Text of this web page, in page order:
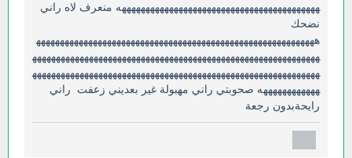
ههههههههههههههههههههههههههههههههههههههههههه منعرف لاه راني
نضحك
هههههههههههههههههههههههههههههههههههههههههههههههههههههههههههه
ههههههههههههههههههههههههههههههههههههههههههههههههههههههههههههه
ههههههههههههههههههههههههههههههههههههههههههههههههههههههههههههه
ههههههههههههه صحوبتي راني مهبولة غير بعديني زعفت راني
رايحةبدون رجعة